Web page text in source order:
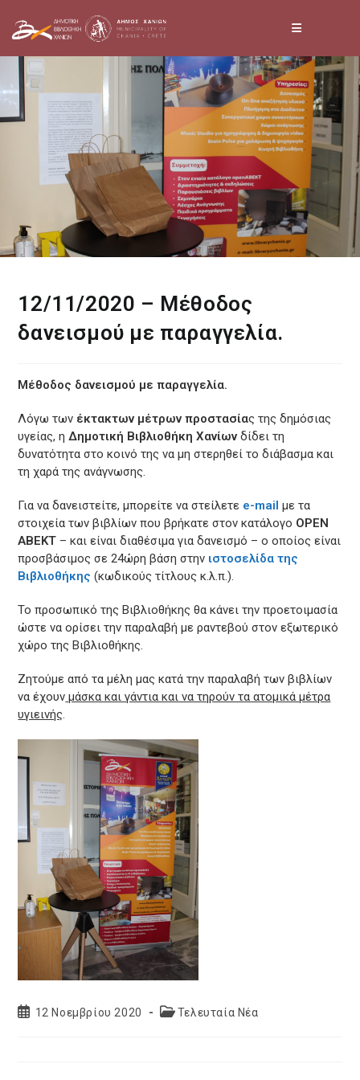
content
12/11/2020 – Μέθοδος
δανεισμού με παραγγελία.
Μέθοδος δανεισμού με παραγγελία.
Λόγω των έκτακτων μέτρων προστασίας της δημόσιας
υγείας, ηΔημοτική Βιβλιοθήκη Χανίων δίδει τη
δυνατότητα στο κοινό της να μη στερηθεί το διάβασμα και
τη χαρά της ανάγνωσης.
Για να δανειστείτε, μπορείτε να στείλετε e-mail με τα
στοιχεία των βιβλίων που βρήκατε στον κατάλογο OPEN
ABEKT – και είναι διαθέσιμα για δανεισμό – ο οποίος είναι
προσβάσιμος σε 24ώρη βάση στην ιστοσελίδα της
Βιβλιοθήκης (κωδικούς τίτλους κ.λ.π.).
Το προσωπικό της Βιβλιοθήκης θα κάνει την προετοιμασία
ώστε να ορίσει την παραλαβή με ραντεβού στον εξωτερικό
χώρο της Βιβλιοθήκης.
Ζητούμε από τα μέλη μας κατά την παραλαβή των βιβλίων
να έχουν μάσκα και γάντια και να τηρούν τα ατομικά μέτρα
υγιεινής.
Post12 Νοεμβρίου 2020
PostΤελευταία Νέα